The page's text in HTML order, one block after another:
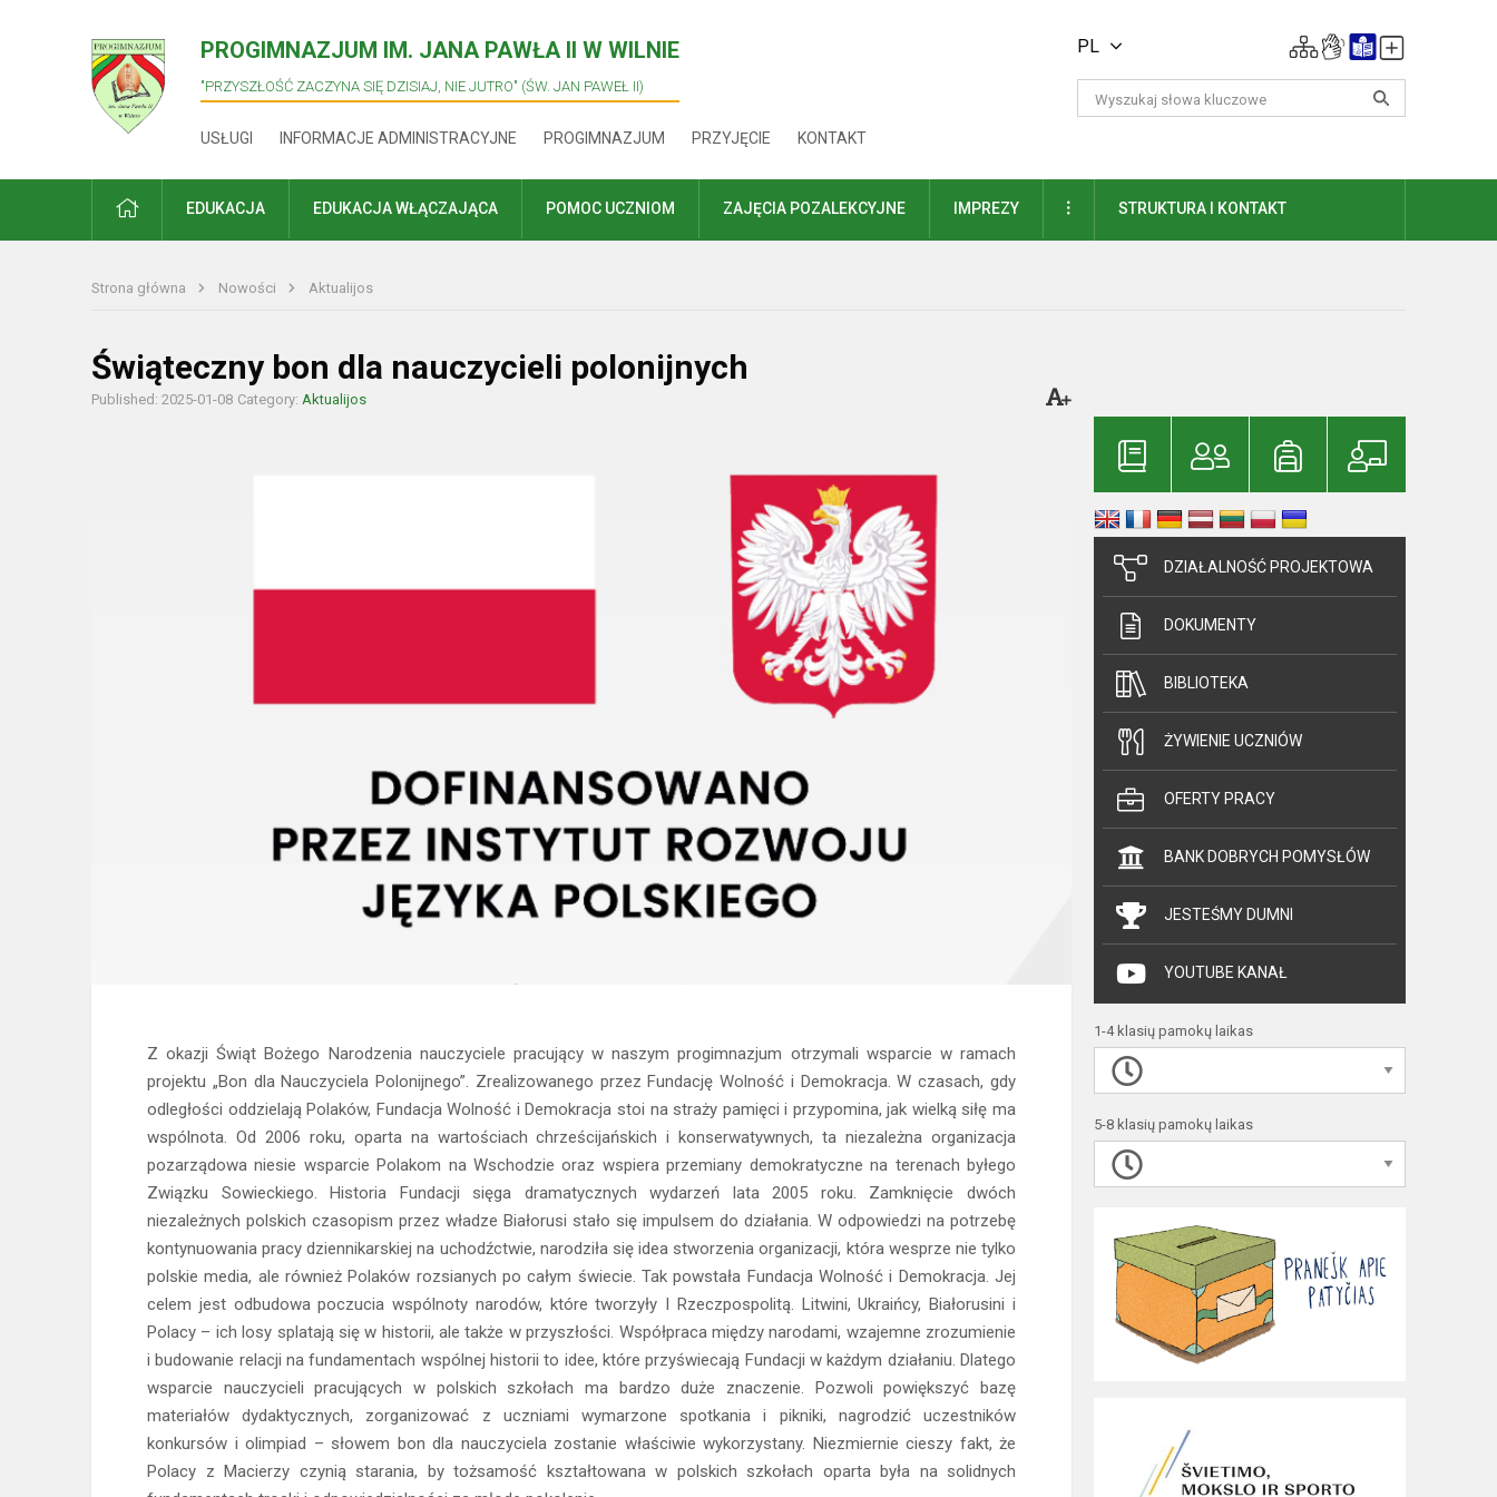
PROGIMNAZJUM IM. JANA PAWŁA II W WILNIE
"PRZYSZŁOŚĆ ZACZYNA SIĘ DZISIAJ, NIE JUTRO" (ŚW. JAN PAWEŁ II)
USŁUGI INFORMACJE ADMINISTRACYJNE PROGIMNAZJUM PRZYJĘCIE KONTAKT
PL
PRADŽIAEDUKACJA EDUKACJA WŁĄCZAJĄCA POMOC UCZNIOM ZAJĘCIA POZALEKCYJNE IMPREZY DAUGIAUSTRUKTURA I KONTAKT
Strona główna Nowości Aktualijos
Świąteczny bon dla nauczycieli polonijnych
Published: 2025-01-08 Category: Aktualijos
Z okazji Świąt Bożego Narodzenia nauczyciele pracujący w naszym progimnazjum otrzymali wsparcie w ramach
projektu „Bon dla Nauczyciela Polonijnego”. Zrealizowanego przez Fundację Wolność i Demokracja. W czasach, gdy
odległości oddzielają Polaków, Fundacja Wolność i Demokracja stoi na straży pamięci i przypomina, jak wielką siłę ma
wspólnota. Od 2006 roku, oparta na wartościach chrześcijańskich i konserwatywnych, ta niezależna organizacja
pozarządowa niesie wsparcie Polakom na Wschodzie oraz wspiera przemiany demokratyczne na terenach byłego
Związku Sowieckiego. Historia Fundacji sięga dramatycznych wydarzeń lata 2005 roku. Zamknięcie dwóch
niezależnych polskich czasopism przez władze Białorusi stało się impulsem do działania. W odpowiedzi na potrzebę
kontynuowania pracy dziennikarskiej na uchodźctwie, narodziła się idea stworzenia organizacji, która wesprze nie tylko
polskie media, ale również Polaków rozsianych po całym świecie. Tak powstała Fundacja Wolność i Demokracja. Jej
celem jest odbudowa poczucia wspólnoty narodów, które tworzyły I Rzeczpospolitą. Litwini, Ukraińcy, Białorusini i
Polacy – ich losy splatają się w historii, ale także w przyszłości. Współpraca między narodami, wzajemne zrozumienie
i budowanie relacji na fundamentach wspólnej historii to idee, które przyświecają Fundacji w każdym działaniu. Dlatego
wsparcie nauczycieli pracujących w polskich szkołach ma bardzo duże znaczenie. Pozwoli powiększyć bazę
materiałów dydaktycznych, zorganizować z uczniami wymarzone spotkania i pikniki, nagrodzić uczestników
konkursów i olimpiad – słowem bon dla nauczyciela zostanie właściwie wykorzystany. Niezmiernie cieszy fakt, że
Polacy z Macierzy czynią starania, by tożsamość kształtowana w polskich szkołach oparta była na solidnych
DZIAŁALNOŚĆ PROJEKTOWA
DOKUMENTY
BIBLIOTEKA
ŻYWIENIE UCZNIÓW
OFERTY PRACY
BANK DOBRYCH POMYSŁÓW
JESTEŚMY DUMNI
YOUTUBE KANAŁ
1-4 klasių pamokų laikas
5-8 klasių pamokų laikas